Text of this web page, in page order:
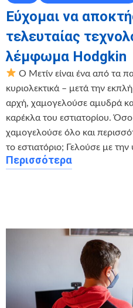
Εύχομαι να
τελευταίας
λέμφωμα Hodgkin
Ο Μετίν είναι ένα από τα
κυριολεκτικά – μετά την
αρχή, χαμογελούσε αμυδρά
καρέκλα του εστιατορίου.
χαμογελούσε όλο και
το εστιατόριο; Γελούσε με
Περισσότερα